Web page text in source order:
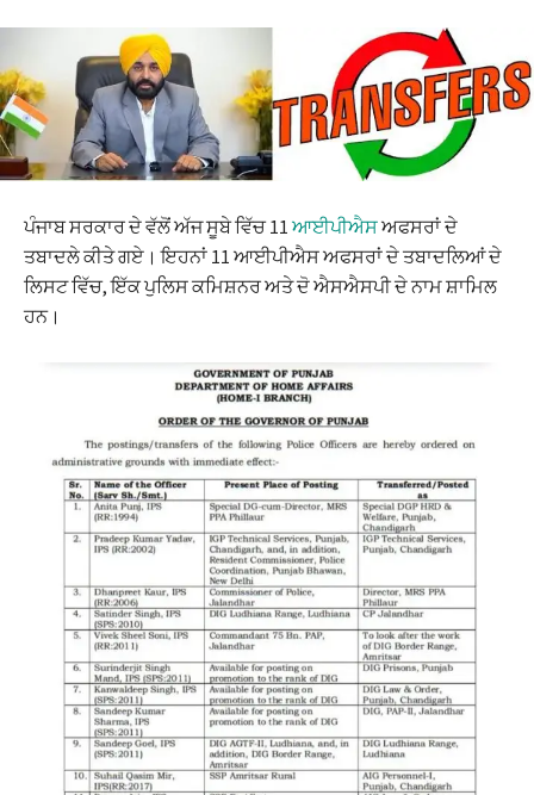
ਪੰਜਾਬ ਸਰਕਾਰ ਦੇ ਵੱਲੋਂ ਅੱਜ ਸੂਬੇ ਵਿੱਚ 11 ਆਈਪੀਐਸਅਫਸਰਾਂ ਦੇ
ਤਬਾਦਲੇ ਕੀਤੇ ਗਏ। ਇਹਨਾਂ 11 ਆਈਪੀਐਸ ਅਫਸਰਾਂ ਦੇ ਤਬਾਦਲਿਆਂ ਦੇ
ਲਿਸਟ ਵਿੱਚ, ਇੱਕ ਪੁਲਿਸ ਕਮਿਸ਼ਨਰ ਅਤੇ ਦੋ ਐਸਐਸਪੀ ਦੇ ਨਾਮ ਸ਼ਾਮਿਲ
ਹਨ।